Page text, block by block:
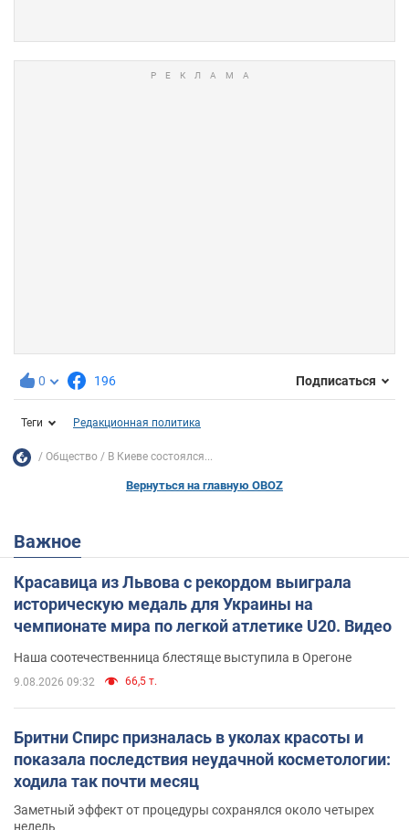
0 196 Подписаться
Теги Редакционная политика
Общество В Киеве состоялся...
Вернуться на главную OBOZ
Важное
Красавица из Львова с рекордом выиграла
историческую медаль для Украины на
чемпионате мира по легкой атлетике U20. Видео
Наша соотечественница блестяще выступила в Орегоне
9.08.2026 09:32 66,5 т.
Бритни Спирс призналась в уколах красоты и
показала последствия неудачной косметологии:
ходила так почти месяц
Заметный эффект от процедуры сохранялся около четырех
недель